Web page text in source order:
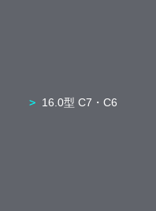
16.0型 C7・C6